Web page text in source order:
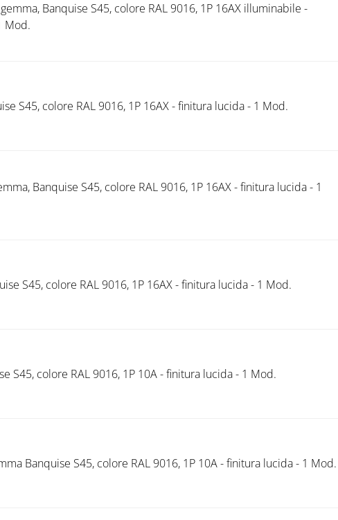
Banquise S45, colore RAL 9016, 1P 16AX illuminabile -
Mod.
S45, colore RAL 9016, 1P 16AX - finitura lucida - 1 Mod.
Banquise S45, colore RAL 9016, 1P 16AX - finitura lucida - 1
S45, colore RAL 9016, 1P 16AX - finitura lucida - 1 Mod.
S45, colore RAL 9016, 1P 10A - finitura lucida - 1 Mod.
Banquise S45, colore RAL 9016, 1P 10A - finitura lucida - 1 Mod.